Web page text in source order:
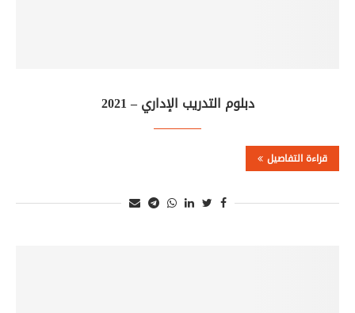
دبلوم التدريب الإداري – 2021
قراءة التفاصيل